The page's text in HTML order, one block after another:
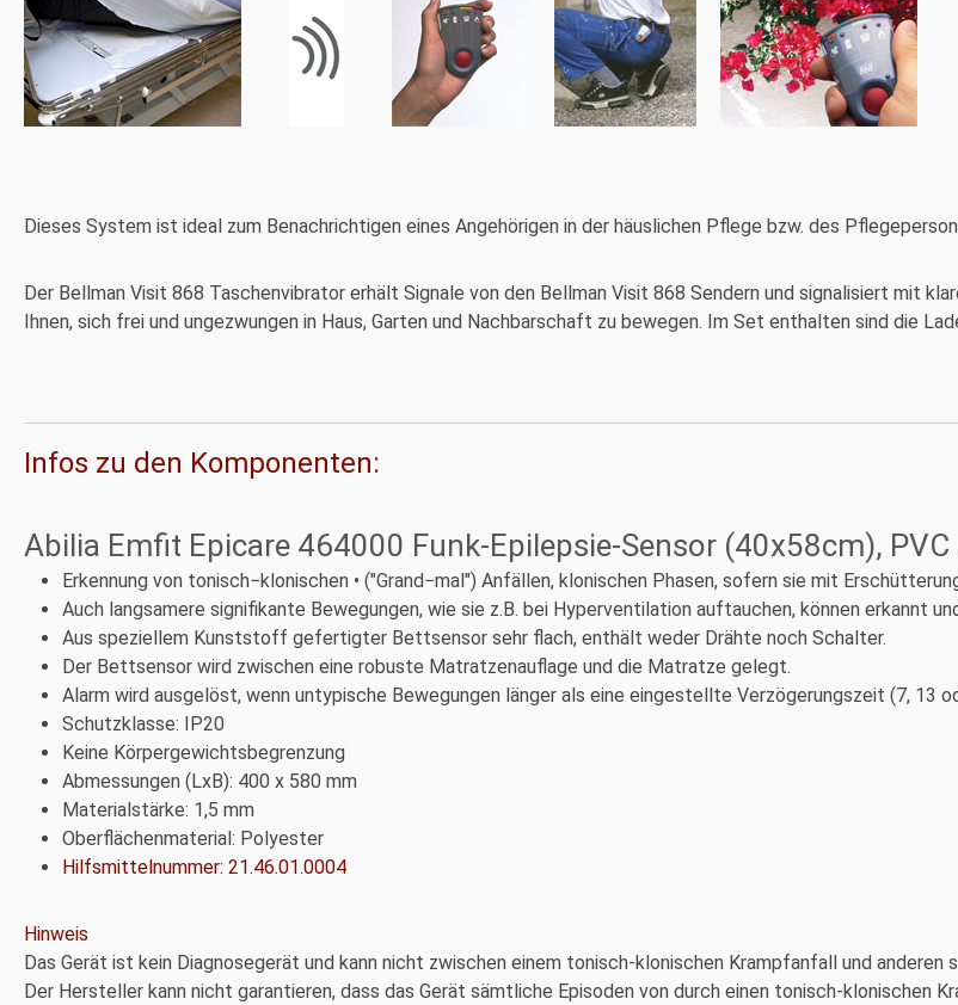
Dieses System ist ideal zum Benachrichtigen eines Angehörigen in der häuslichen Pflege bzw. des
Der Bellman Visit 868 Taschenvibrator erhält Signale von den Bellman Visit 868 Sendern und signalisiert mit
Ihnen, sich frei und ungezwungen in Haus, Garten und Nachbarschaft zu bewegen. Im Set enthalten sind die
Infos zu den Komponenten:
Abilia Emfit Epicare 464000 Funk-Epilepsie-Sensor (40x58cm),
Erkennung von tonisch−klonischen • ("Grand−mal") Anfällen, klonischen Phasen, sofern sie mit
Auch langsamere signifikante Bewegungen, wie sie z.B. bei Hyperventilation auftauchen, können erkannt
Aus speziellem Kunststoff gefertigter Bettsensor sehr flach, enthält weder Drähte noch Schalter.
Der Bettsensor wird zwischen eine robuste Matratzenauflage und die Matratze gelegt.
Alarm wird ausgelöst, wenn untypische Bewegungen länger als eine eingestellte Verzögerungszeit (7, 13
Schutzklasse: IP20
Keine Körpergewichtsbegrenzung
Abmessungen (LxB): 400 x 580 mm
Materialstärke: 1,5 mm
Oberflächenmaterial: Polyester
Hilfsmittelnummer: 21.46.01.0004
Hinweis
Das Gerät ist kein Diagnosegerät und kann nicht zwischen einem tonisch-klonischen Krampfanfall und anderen
Der Hersteller kann nicht garantieren, dass das Gerät sämtliche Episoden von durch einen tonisch-klonischen